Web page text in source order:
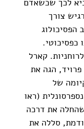
צורך
הפסיכולוג
כפסיכוטי.
קארל
פרויד, הגה את
של
(ראו
את דרכה
סללה את